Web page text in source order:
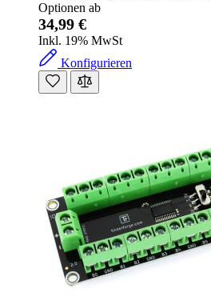
Optionen ab
34,99 €
Inkl. 19% MwSt
Konfigurieren